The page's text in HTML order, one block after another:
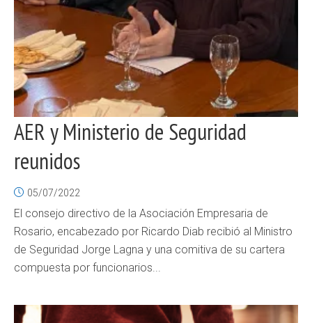
AER y Ministerio de Seguridad
reunidos
05/07/2022
El consejo directivo de la Asociación Empresaria de
Rosario, encabezado por Ricardo Diab recibió al Ministro
de Seguridad Jorge Lagna y una comitiva de su cartera
compuesta por funcionarios...